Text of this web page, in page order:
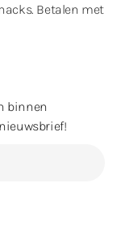
Betalen met
binnen